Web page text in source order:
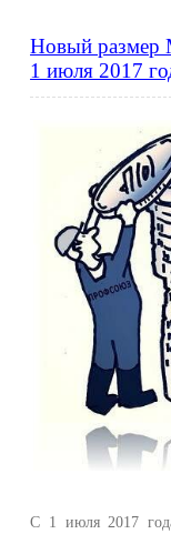
Новый
1 июля 2017
С 1 июля 2017